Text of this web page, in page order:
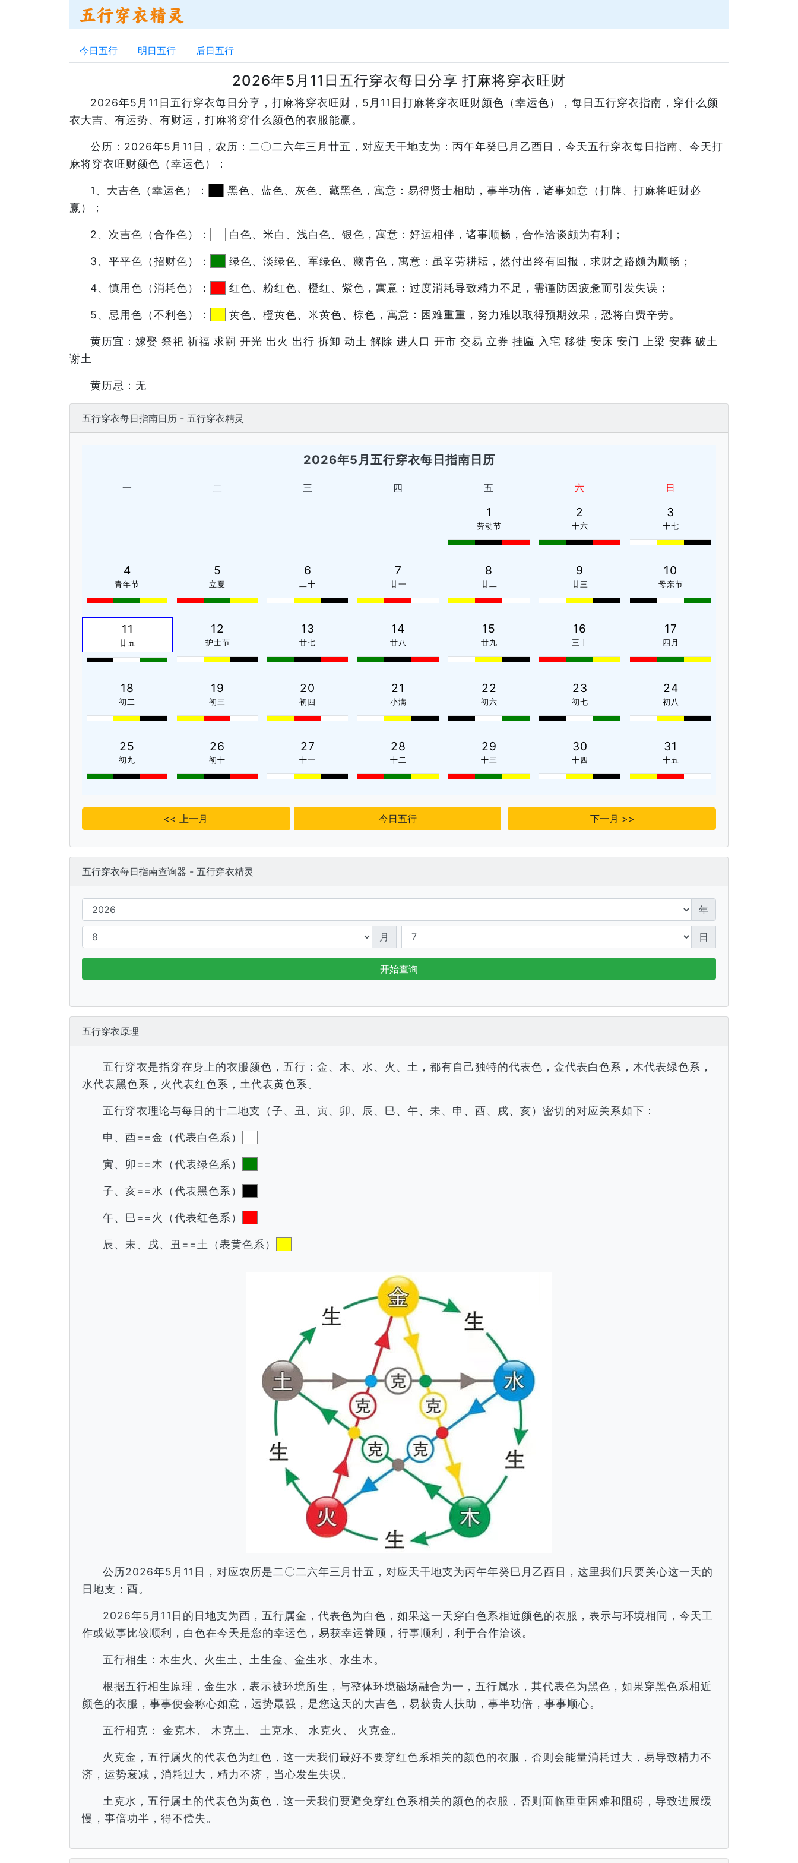
今日五行 明日五行 后日五行
2026年5月11日五行穿衣每日分享 打麻将穿衣旺财
2026年5月11日五行穿衣每日分享，打麻将穿衣旺财，5月11日打麻将穿衣旺财颜色（幸运色），每日五行穿衣指南，穿什么颜
衣大吉、有运势、有财运，打麻将穿什么颜色的衣服能赢。
公历：2026年5月11日，农历：二〇二六年三月廿五，对应天干地支为：丙午年癸巳月乙酉日，今天五行穿衣每日指南、今天打
麻将穿衣旺财颜色（幸运色）：
1、大吉色（幸运色）：
黑色、蓝色、灰色、藏黑色，寓意：易得贤士相助，事半功倍，诸事如意（打牌、打麻将旺财必
赢）；
2、次吉色（合作色）： 白色、米白、浅白色、银色，寓意：好运相伴，诸事顺畅，合作洽谈颇为有利；
3、平平色（招财色）： 绿色、淡绿色、军绿色、藏青色，寓意：虽辛劳耕耘，然付出终有回报，求财之路颇为顺畅；
4、慎用色（消耗色）： 红色、粉红色、橙红、紫色，寓意：过度消耗导致精力不足，需谨防因疲惫而引发失误；
5、忌用色（不利色）： 黄色、橙黄色、米黄色、棕色，寓意：困难重重，努力难以取得预期效果，恐将白费辛劳。
黄历宜：嫁娶 祭祀 祈福 求嗣 开光 出火 出行 拆卸 动土 解除 进人口 开市 交易 立券 挂匾 入宅 移徙 安床 安门 上梁 安葬 破土
谢土
黄历忌：无
五行穿衣每日指南日历 - 五行穿衣精灵
2026年5月五行穿衣每日指南日历
一 二 三 四 五 六 日
1
劳动节
2
十六
3
十七
4
青年节
5
立夏
6
二十
7
廿一
8
廿二
9
廿三
10
母亲节
11
廿五
12
护士节
13
廿七
14
廿八
15
廿九
16
三十
17
四月
18
初二
19
初三
20
初四
21
小满
22
初六
23
初七
24
初八
25
初九
26
初十
27
十一
28
十二
29
十三
30
十四
31
十五
<< 上一月 今日五行 下一月 >>
五行穿衣每日指南查询器 - 五行穿衣精灵
年
月 日
开始查询
五行穿衣原理
五行穿衣是指穿在身上的衣服颜色，五行：金、木、水、火、土，都有自己独特的代表色，金代表白色系，木代表绿色系，
水代表黑色系，火代表红色系，土代表黄色系。
五行穿衣理论与每日的十二地支（子、丑、寅、卯、辰、巳、午、未、申、酉、戌、亥）密切的对应关系如下：
申、酉==金（代表白色系）
寅、卯==木（代表绿色系）
子、亥==水（代表黑色系）
午、巳==火（代表红色系）
辰、未、戌、丑==土（表黄色系）
公历2026年5月11日，对应农历是二〇二六年三月廿五，对应天干地支为丙午年癸巳月乙酉日，这里我们只要关心这一天的
日地支：酉。
2026年5月11日的日地支为酉，五行属金，代表色为白色，如果这一天穿白色系相近颜色的衣服，表示与环境相同，今天工
作或做事比较顺利，白色在今天是您的幸运色，易获幸运眷顾，行事顺利，利于合作洽谈。
五行相生：木生火、火生土、土生金、金生水、水生木。
根据五行相生原理，金生水，表示被环境所生，与整体环境磁场融合为一，五行属水，其代表色为黑色，如果穿黑色系相近
颜色的衣服，事事便会称心如意，运势最强，是您这天的大吉色，易获贵人扶助，事半功倍，事事顺心。
五行相克： 金克木、 木克土、 土克水、 水克火、 火克金。
火克金，五行属火的代表色为红色，这一天我们最好不要穿红色系相关的颜色的衣服，否则会能量消耗过大，易导致精力不
济，运势衰减，消耗过大，精力不济，当心发生失误。
土克水，五行属土的代表色为黄色，这一天我们要避免穿红色系相关的颜色的衣服，否则面临重重困难和阻碍，导致进展缓
慢，事倍功半，得不偿失。